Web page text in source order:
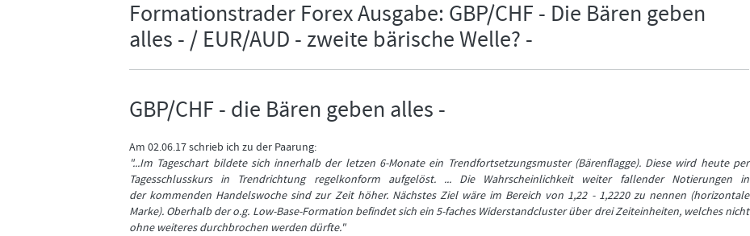
Formationstrader Forex Ausgabe: GBP/CHF - Die Bären geben
alles - / EUR/AUD - zweite bärische Welle? -
GBP/CHF - die Bären geben alles -
Am 02.06.17 schrieb ich zu der Paarung:
"...Im Tageschart bildete sich innerhalb der letzen 6-Monate ein Trendfortsetzungsmuster (Bärenflagge). Diese wird heute per
Tagesschlusskurs in Trendrichtung regelkonform aufgelöst. ... Die Wahrscheinlichkeit weiter fallender Notierungen in
der kommenden Handelswoche sind zur Zeit höher. Nächstes Ziel wäre im Bereich von 1,22 - 1,2220 zu nennen (horizontale
Marke). Oberhalb der o.g. Low-Base-Formation befindet sich ein 5-faches Widerstandcluster über drei Zeiteinheiten, welches nicht
ohne weiteres durchbrochen werden dürfte."
Adresse
in
bleiben
LOGIN
und
jetzt?
Programm
Sie
unten
auf
„Formationstrader
WERDEN